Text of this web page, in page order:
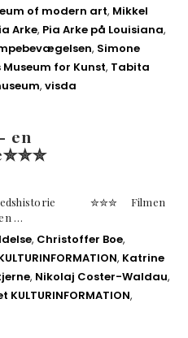
of modern art, Mikkel
Arke, Pia Arke på Louisiana,
, Simone
for Kunst, Tabita
, visda
en
✮✮✮ Filmen
…
, Christoffer Boe,
, Katrine
, Nikolaj Coster-Waldau,
,